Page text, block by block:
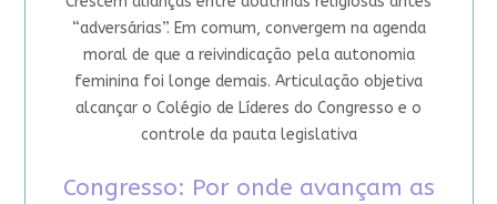
“adversárias”. Em comum, convergem na agenda
moral de que a reivindicação pela autonomia
feminina foi longe demais. Articulação objetiva
alcançar o Colégio de Líderes do Congresso e o
controle da pauta legislativa
Congresso: Por onde avançam as